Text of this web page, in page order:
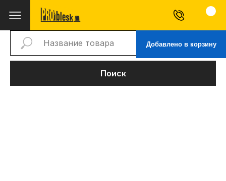
Добавлено в корзину
Поиск